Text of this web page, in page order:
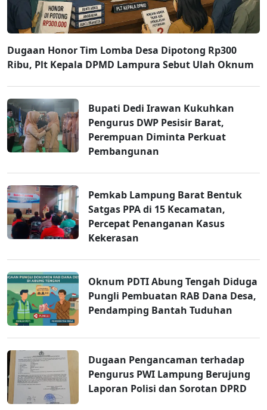
Dugaan Honor Tim Lomba Desa Dipotong Rp300
Ribu, Plt Kepala DPMD Lampura Sebut Ulah Oknum
Bupati Dedi Irawan Kukuhkan
Pengurus DWP Pesisir Barat,
Perempuan Diminta Perkuat
Pembangunan
Pemkab Lampung Barat Bentuk
Satgas PPA di 15 Kecamatan,
Percepat Penanganan Kasus
Kekerasan
Oknum PDTI Abung Tengah Diduga
Pungli Pembuatan RAB Dana Desa,
Pendamping Bantah Tuduhan
Dugaan Pengancaman terhadap
Pengurus PWI Lampung Berujung
Laporan Polisi dan Sorotan DPRD